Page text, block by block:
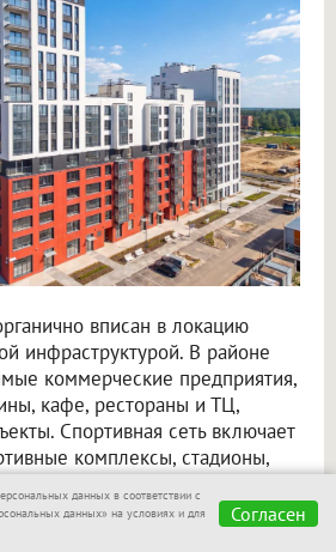
вписан в локацию
инфраструктурой. В районе
коммерческие предприятия,
кафе, рестораны и ТЦ,
Спортивная сеть включает
комплексы, стадионы,
благоустроенная зона
с пляжем и даже собственный
данных в соответствии с
данных» на условиях и для
Согласен